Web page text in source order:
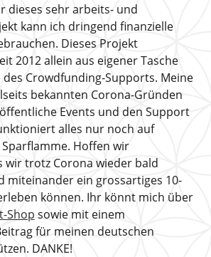
dieses sehr arbeits- und
kann ich dringend finanzielle
Dieses Projekt
2012 allein aus eigener Tasche
Crowdfunding-Supports. Meine
bekannten Corona-Gründen
Events und den Support
alles nur noch auf
Hoffen wir
wir trotz Corona wieder bald
miteinander ein grossartiges 10-
können. Ihr könnt mich über
Shop sowie mit einem
für meinen deutschen
DANKE!